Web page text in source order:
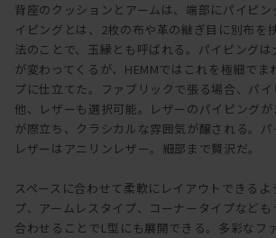
背座のクッションとアームは、端部にパイピ
イピングとは、2枚の布や革の継ぎ目に別布を
法のことで、玉縁とも呼ばれる。パイピング
が変わってくるが、HEMMではこれを極細でま
プに仕立てた。ファブリックで張る場合、パ
他、レザーも選択可能。レザーのパイピング
が際立ち、クラシカルな雰囲気が醸される。
レザーはアニリンレザー。細部まで贅沢だ。
スペースに合わせて柔軟にレイアウトできるよ
プ、アームレスタイプ、コーナータイプなど
合わせることでL型にも展開できる。多彩なフ